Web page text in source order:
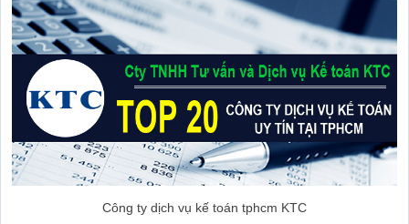
Công ty dịch vụ kế toán tphcm KTC